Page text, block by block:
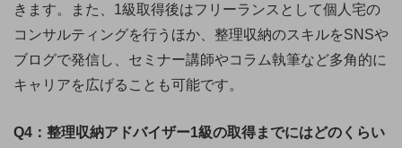
きます。また、1級取得後はフリーランスとして個人宅の
コンサルティングを行うほか、整理収納のスキルをSNSや
ブログで発信し、セミナー講師やコラム執筆など多角的に
キャリアを広げることも可能です。
Q4：整理収納アドバイザー1級の取得までにはどのくらい